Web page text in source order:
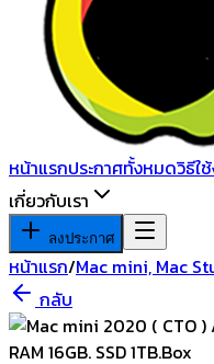
หน้าแรกประกาศทั้งหมดวิธีใ
เกี่ยวกับเรา
ลงประกาศ
หน้าแรก/Mac mini, Mac
กลับ